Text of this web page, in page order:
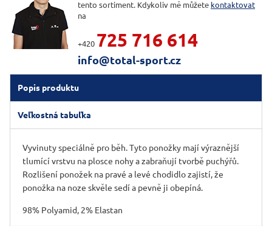
tento sortiment. Kdykoliv mě můžete kontaktovat
na
+420 725 716 614
info@total-sport.cz
Popis produktu
Veľkostná tabuľka
Vyvinuty speciálně pro běh. Tyto ponožky mají výraznější
tlumící vrstvu na plosce nohy a zabraňují tvorbě puchýřů.
Rozlišení ponožek na pravé a levé chodidlo zajistí, že
ponožka na noze skvěle sedí a pevně ji obepíná.
98% Polyamid, 2% Elastan